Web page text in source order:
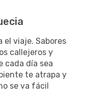
el viaje. Sabores
callejeros y
cada día sea
te atrapa y
se va fácil